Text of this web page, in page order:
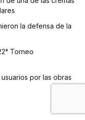
la defensa de la
Torneo
por las obras